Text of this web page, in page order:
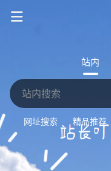
站内
网址搜索 精品推荐